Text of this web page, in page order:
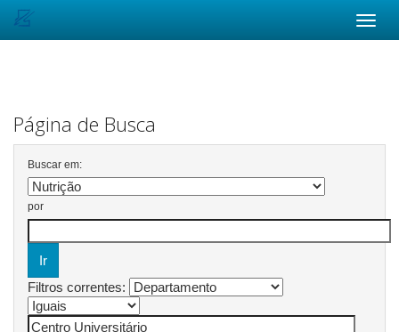
Página de Busca
Buscar em:
por
Filtros correntes: